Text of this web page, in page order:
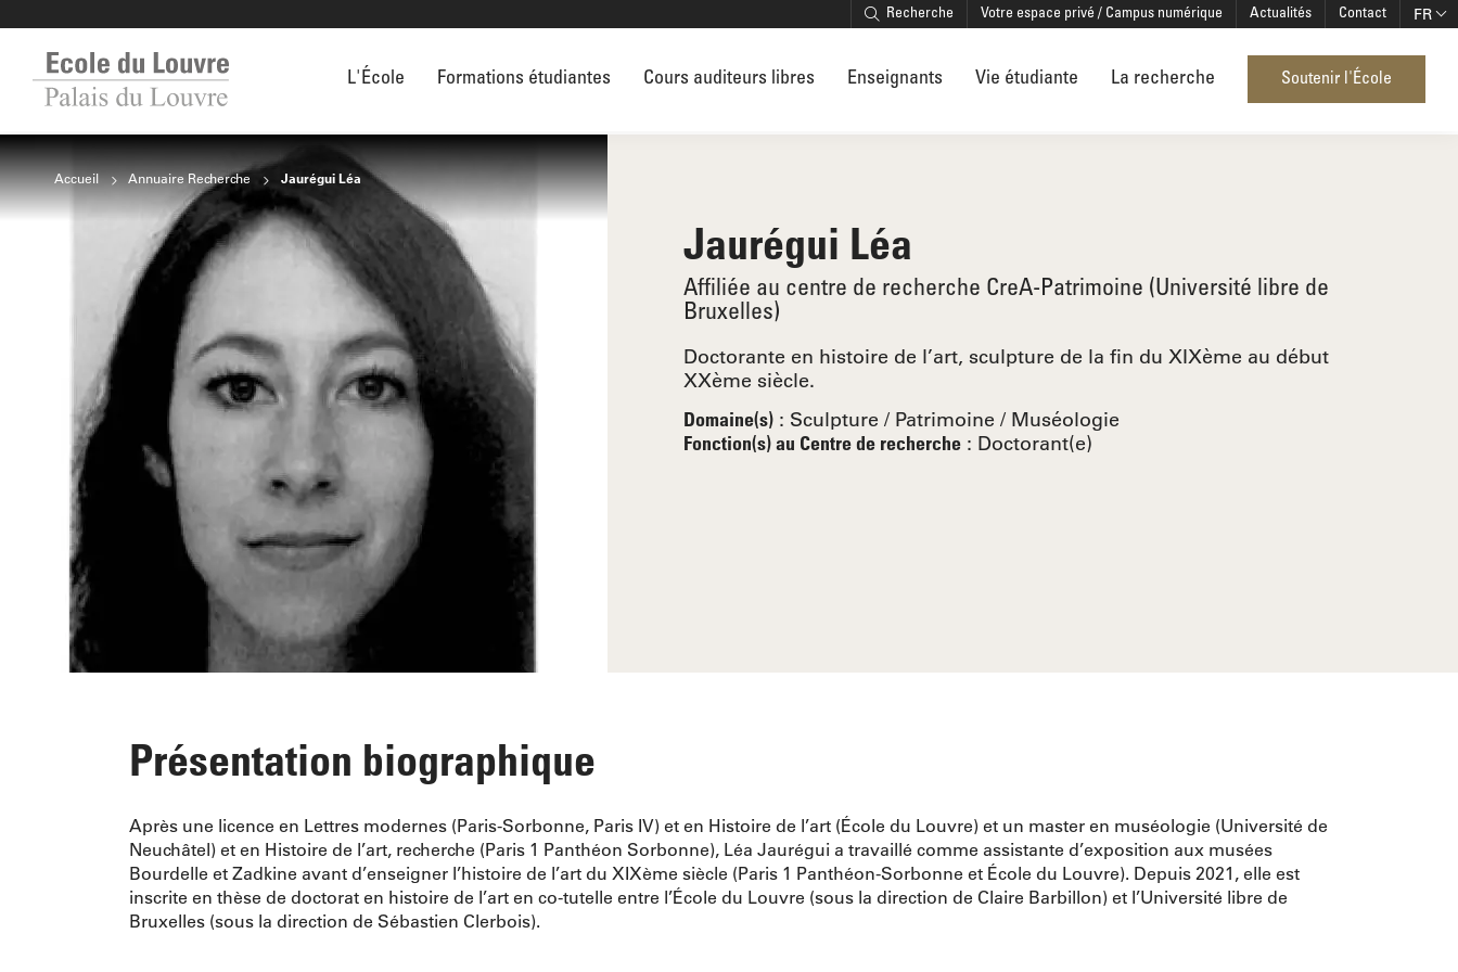
Recherche Votre espace privé / Campus numérique Actualités Contact FR
L'École Formations étudiantes Cours auditeurs libres Enseignants Vie étudiante La recherche Soutenir l'École
Accueil Annuaire Recherche Jaurégui Léa
Jaurégui Léa
Affiliée au centre de recherche CreA-Patrimoine (Université libre de
Bruxelles)
Doctorante en histoire de l’art, sculpture de la fin du XIXème au début
XXème siècle.
Domaine(s) : Sculpture Patrimoine Muséologie
Fonction(s) au Centre de recherche : Doctorant(e)
Présentation biographique
Après une licence en Lettres modernes (Paris-Sorbonne, Paris IV) et en Histoire de l’art (École du Louvre) et un master en muséologie (Université de
Neuchâtel) et en Histoire de l’art, recherche (Paris 1 Panthéon Sorbonne), Léa Jaurégui a travaillé comme assistante d’exposition aux musées
Bourdelle et Zadkine avant d’enseigner l’histoire de l’art du XIXème siècle (Paris 1 Panthéon-Sorbonne et École du Louvre). Depuis 2021, elle est
inscrite en thèse de doctorat en histoire de l’art en co-tutelle entre l’École du Louvre (sous la direction de Claire Barbillon) et l’Université libre de
Bruxelles (sous la direction de Sébastien Clerbois).